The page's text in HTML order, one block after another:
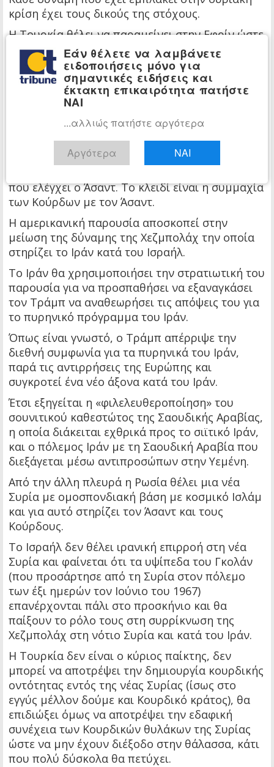
κρίση έχει τους δικούς της στόχους.
Η Τουρκία θέλει να παραμείνει στην Εφρίν ώστε
να διαπραγματευτεί το μέλλον της Συρίας με
την στρατιωτική της παρουσία, δεν φαίνεται ότι
μπορεί να αποτρέψει την ανάδειξη κουρδικής
οντότητας εντός της Συρίας, ίσως το μόνο που
θα επιδιώξει είναι η αποτροπή της εδαφικής
συνέχειας της Εφρίν με τους κύριους
Κουρδικούς θυλάκους στην Β.Α. Συρία.
Αλλά στην περίπτωση αυτή οι Κούρδοι θα
που ελέγχει ο Άσαντ. Το κλειδί είναι η συμμαχία
των Κούρδων με τον Άσαντ.
Η αμερικανική παρουσία αποσκοπεί στην
μείωση της δύναμης της Χεζμπολάχ την οποία
στηρίζει το Ιράν κατά του Ισραήλ.
Το Ιράν θα χρησιμοποιήσει την στρατιωτική του
παρουσία για να προσπαθήσει να εξαναγκάσει
τον Τράμπ να αναθεωρήσει τις απόψεις του για
το πυρηνικό πρόγραμμα του Ιράν.
Όπως είναι γνωστό, ο Τράμπ απέρριψε την
διεθνή συμφωνία για τα πυρηνικά του Ιράν,
παρά τις αντιρρήσεις της Ευρώπης και
συγκροτεί ένα νέο άξονα κατά του Ιράν.
Έτσι εξηγείται η «φιλελευθεροποίηση» του
σουνιτικού καθεστώτος της Σαουδικής Αραβίας,
η οποία διάκειται εχθρικά προς το σιϊτικό Ιράν,
και ο πόλεμος Ιράν με τη Σαουδική Αραβία που
διεξάγεται μέσω αντιπροσώπων στην Υεμένη.
Από την άλλη πλευρά η Ρωσία θέλει μια νέα
Συρία με ομοσπονδιακή βάση με κοσμικό Ισλάμ
και για αυτό στηρίζει τον Άσαντ και τους
Κούρδους.
Το Ισραήλ δεν θέλει ιρανική επιρροή στη νέα
Συρία και φαίνεται ότι τα υψίπεδα του Γκολάν
(που προσάρτησε από τη Συρία στον πόλεμο
των έξι ημερών τον Ιούνιο του 1967)
επανέρχονται πάλι στο προσκήνιο και θα
παίξουν το ρόλο τους στη συρρίκνωση της
Χεζμπολάχ στη νότιο Συρία και κατά του Ιράν.
Η Τουρκία δεν είναι ο κύριος παίκτης, δεν
μπορεί να αποτρέψει την δημιουργία κουρδικής
οντότητας εντός της νέας Συρίας (ίσως στο
εγγύς μέλλον δούμε και Κουρδικό κράτος), θα
επιδιώξει όμως να αποτρέψει την εδαφική
συνέχεια των Κουρδικών θυλάκων της Συρίας
ώστε να μην έχουν διέξοδο στην θάλασσα, κάτι
που πολύ δύσκολα θα πετύχει.
Εάν θέλετε να λαμβάνετε
ειδοποιήσεις μόνο για
σημαντικές ειδήσεις και
έκτακτη επικαιρότητα πατήστε
ΝΑΙ
...αλλιώς πατήστε αργότερα
Αργότερα ΝΑΙ